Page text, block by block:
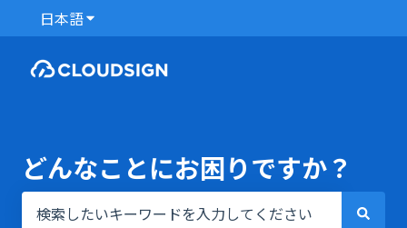
日本語翻訳のサブメニューを表示
どんなことにお困りですか？